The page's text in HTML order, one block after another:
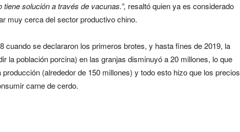
solución a través de vacunas.”, resaltó quien ya es considerado
muy cerca del sector productivo chino.
cuando se declararon los primeros brotes, y hasta fines de 2019, la
la población porcina) en las granjas disminuyó a 20 millones, lo que
(alrededor de 150 millones) y todo esto hizo que los precios
carne de cerdo.